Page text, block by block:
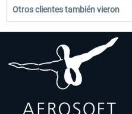
Otros clientes también vieron